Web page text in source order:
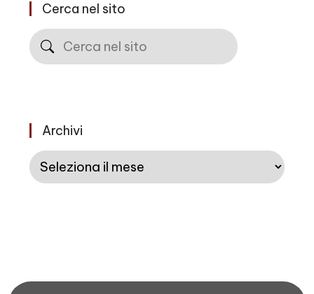
Cerca nel sito
Cerca
Archivi
Archivi